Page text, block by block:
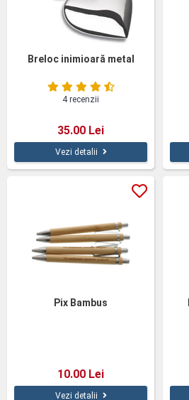
Breloc inimioară metal
4 recenzii
35.00 Lei
Vezi detalii
Pix Bambus
10.00 Lei
Vezi detalii